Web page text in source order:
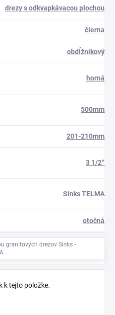
drezy s odkvapkávacou plochou
čierna
obdĺžnikový
horná
500mm
201-210mm
3 1/2“
Sinks TELMA
otočná
granitových drezov Sinks -
k tejto položke.